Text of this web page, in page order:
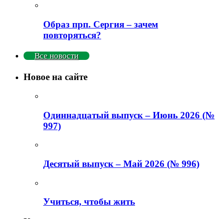
Образ прп. Сергия – зачем
повторяться?
Все новости
Новое на сайте
Одиннадцатый выпуск – Июнь 2026 (№
997)
Деcятый выпуск – Май 2026 (№ 996)
Учиться, чтобы жить